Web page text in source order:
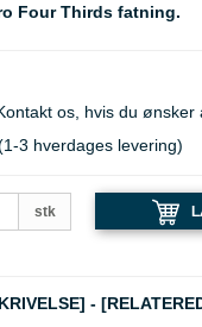
Four Thirds fatning.
os, hvis du ønsker
3 hverdages levering)
stk
-